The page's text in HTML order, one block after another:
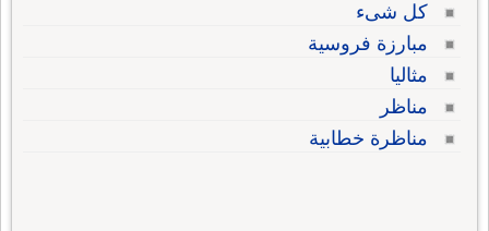
كل شىء
مبارزة فروسية
مثاليا
مناظر
مناظرة خطابية